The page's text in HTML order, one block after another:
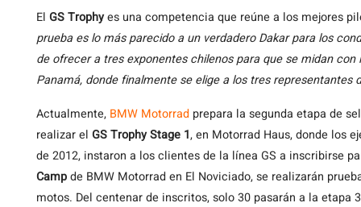
El GS Trophyes una competencia que reúne a los mejores
prueba es lo más parecido a un verdadero Dakar para los
de ofrecer a tres exponentes chilenos para que se midan
Panamá, donde finalmente se elige a los tres representantes
Actualmente, BMW Motorrad prepara la segunda etapa de
realizar el GS Trophy Stage 1, en Motorrad Haus, donde los
de 2012, instaron a los clientes de la línea GS a inscribirse
Campde BMW Motorrad en El Noviciado, se realizarán
motos. Del centenar de inscritos, solo 30 pasarán a la